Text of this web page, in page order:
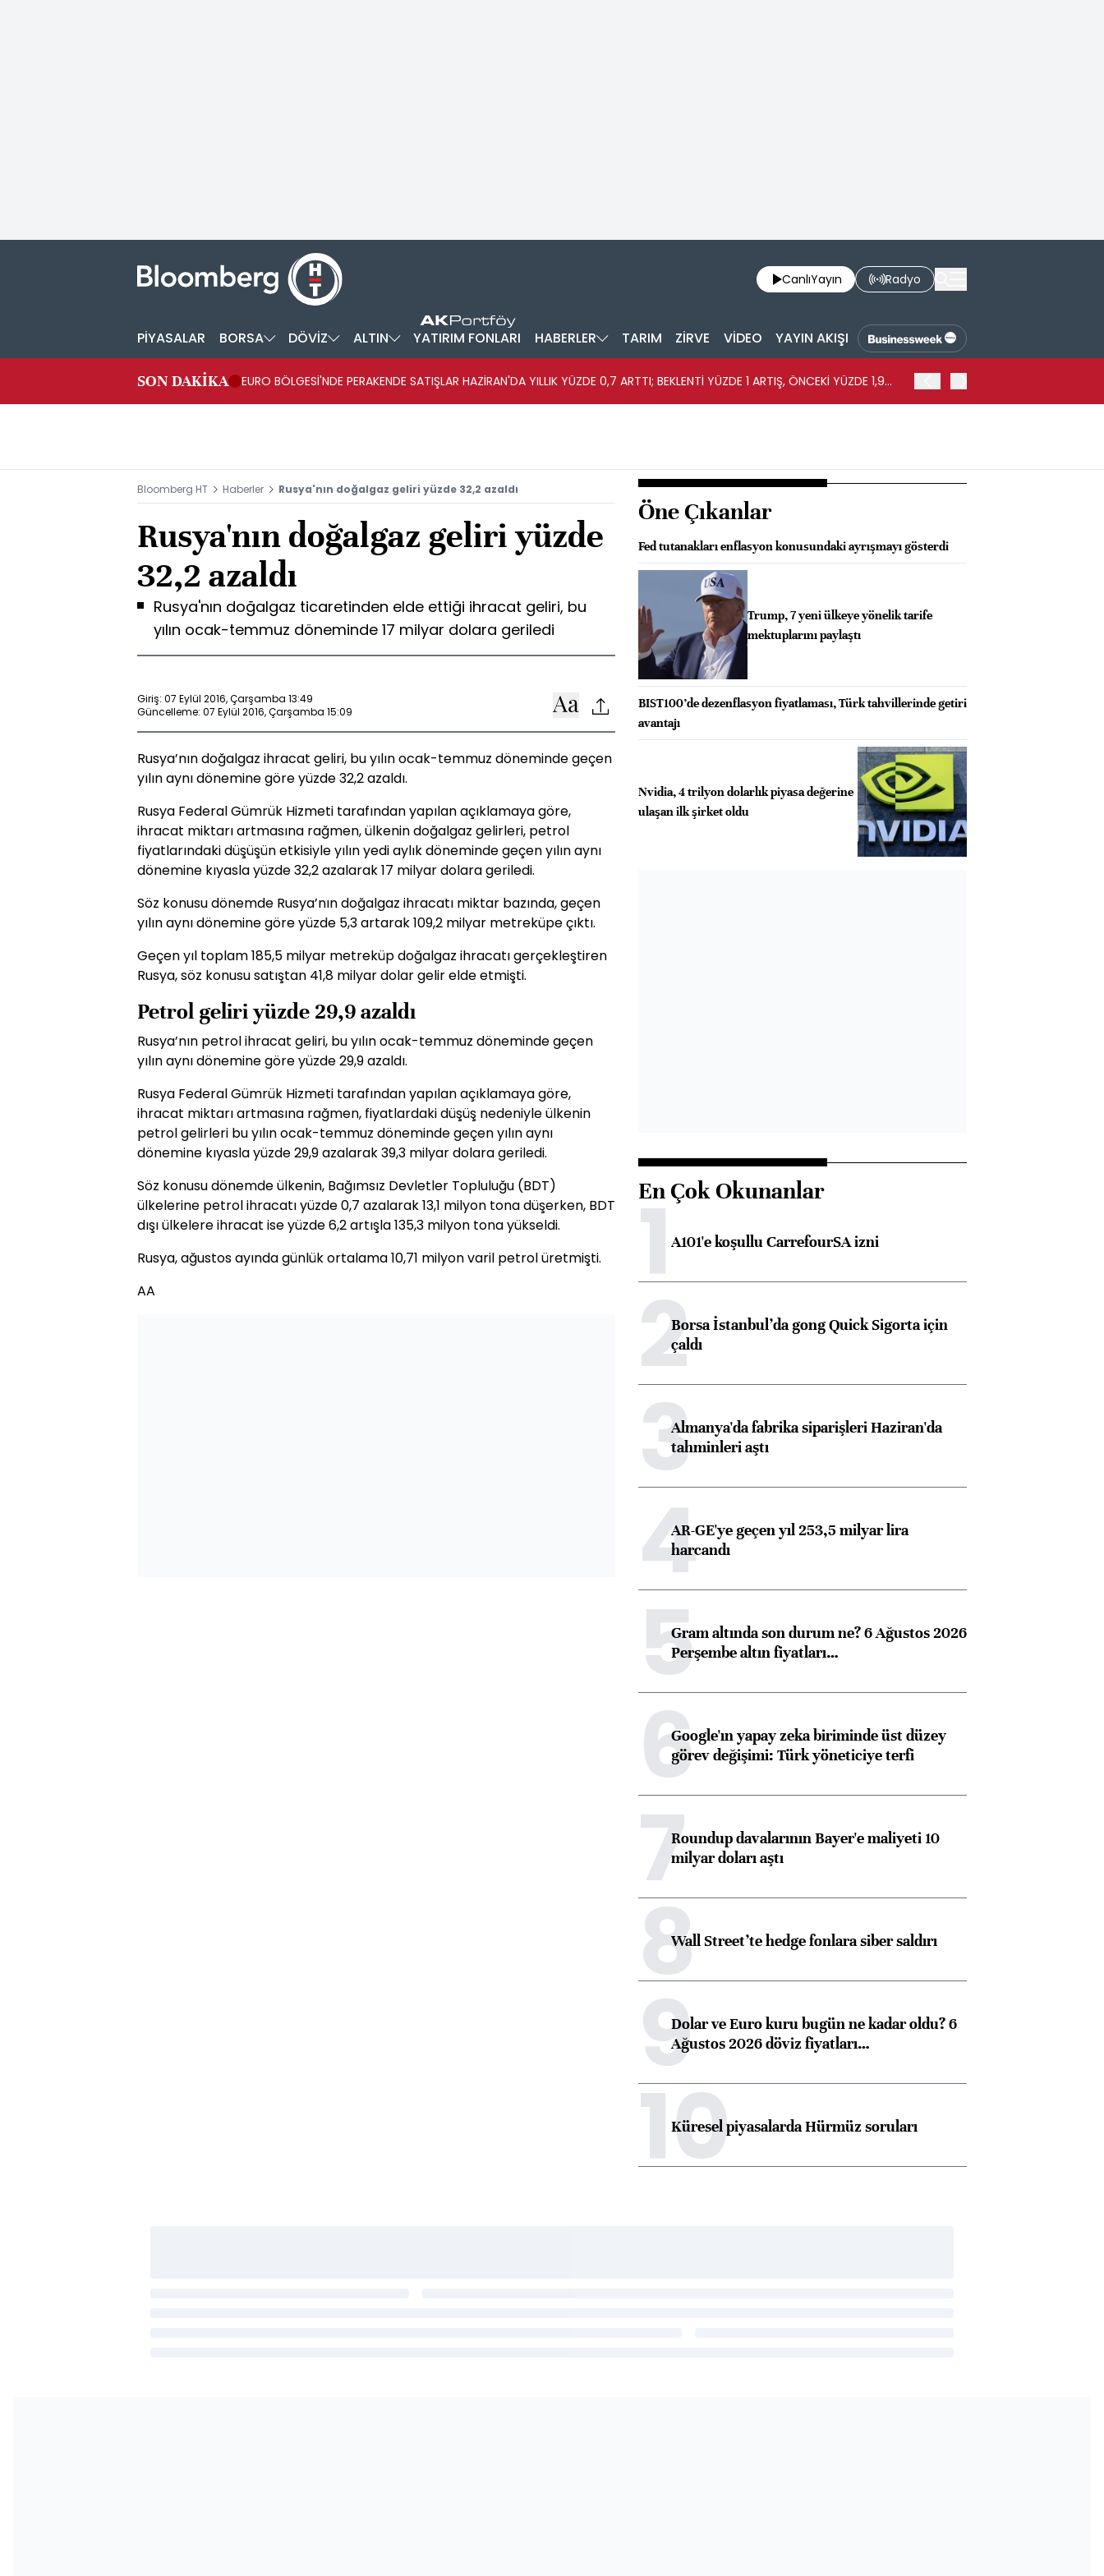
CanlıYayın Radyo
PİYASALAR BORSA DÖVİZ ALTIN YATIRIM FONLARI HABERLER TARIM ZİRVE VİDEO YAYIN AKIŞI
SON DAKİKA
EURO BÖLGESİ'NDE PERAKENDE SATIŞLAR HAZİRAN'DA YILLIK YÜZDE 0,7 ARTTI; BEKLENTİ YÜZDE 1 ARTIŞ, ÖNCEKİ YÜZDE 1,9
Bloomberg HT Haberler Rusya'nın doğalgaz geliri yüzde 32,2 azaldı
Rusya'nın doğalgaz geliri yüzde
32,2 azaldı
Rusya'nın doğalgaz ticaretinden elde ettiği ihracat geliri, bu
yılın ocak-temmuz döneminde 17 milyar dolara geriledi
Giriş: 07 Eylül 2016, Çarşamba 13:49
Güncelleme: 07 Eylül 2016, Çarşamba 15:09
Rusya’nın doğalgaz ihracat geliri, bu yılın ocak-temmuz döneminde geçen
yılın aynı dönemine göre yüzde 32,2 azaldı.
Rusya Federal Gümrük Hizmeti tarafından yapılan açıklamaya göre,
ihracat miktarı artmasına rağmen, ülkenin doğalgaz gelirleri, petrol
fiyatlarındaki düşüşün etkisiyle yılın yedi aylık döneminde geçen yılın aynı
dönemine kıyasla yüzde 32,2 azalarak 17 milyar dolara geriledi.
Söz konusu dönemde Rusya’nın doğalgaz ihracatı miktar bazında, geçen
yılın aynı dönemine göre yüzde 5,3 artarak 109,2 milyar metreküpe çıktı.
Geçen yıl toplam 185,5 milyar metreküp doğalgaz ihracatı gerçekleştiren
Rusya, söz konusu satıştan 41,8 milyar dolar gelir elde etmişti.
Petrol geliri yüzde 29,9 azaldı
Rusya’nın petrol ihracat geliri, bu yılın ocak-temmuz döneminde geçen
yılın aynı dönemine göre yüzde 29,9 azaldı.
Rusya Federal Gümrük Hizmeti tarafından yapılan açıklamaya göre,
ihracat miktarı artmasına rağmen, fiyatlardaki düşüş nedeniyle ülkenin
petrol gelirleri bu yılın ocak-temmuz döneminde geçen yılın aynı
dönemine kıyasla yüzde 29,9 azalarak 39,3 milyar dolara geriledi.
Söz konusu dönemde ülkenin, Bağımsız Devletler Topluluğu (BDT)
ülkelerine petrol ihracatı yüzde 0,7 azalarak 13,1 milyon tona düşerken, BDT
dışı ülkelere ihracat ise yüzde 6,2 artışla 135,3 milyon tona yükseldi.
Rusya, ağustos ayında günlük ortalama 10,71 milyon varil petrol üretmişti.
AA
Öne Çıkanlar
Fed tutanakları enflasyon konusundaki ayrışmayı gösterdi
Trump, 7 yeni ülkeye yönelik tarife
mektuplarını paylaştı
BIST100’de dezenflasyon fiyatlaması, Türk tahvillerinde getiri
avantajı
Nvidia, 4 trilyon dolarlık piyasa değerine
ulaşan ilk şirket oldu
En Çok Okunanlar
1A101'e koşullu CarrefourSA izni
2Borsa İstanbul’da gong Quick Sigorta için
çaldı
3Almanya'da fabrika siparişleri Haziran'da
tahminleri aştı
4AR-GE'ye geçen yıl 253,5 milyar lira
harcandı
5Gram altında son durum ne? 6 Ağustos 2026
Perşembe altın fiyatları…
6Google'ın yapay zeka biriminde üst düzey
görev değişimi: Türk yöneticiye terfi
7Roundup davalarının Bayer'e maliyeti 10
milyar doları aştı
8Wall Street’te hedge fonlara siber saldırı
9Dolar ve Euro kuru bugün ne kadar oldu? 6
Ağustos 2026 döviz fiyatları…
10
Küresel piyasalarda Hürmüz soruları